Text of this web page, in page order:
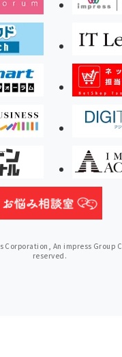
Corporation, An impress Group
reserved.